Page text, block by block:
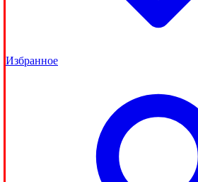
Избранное